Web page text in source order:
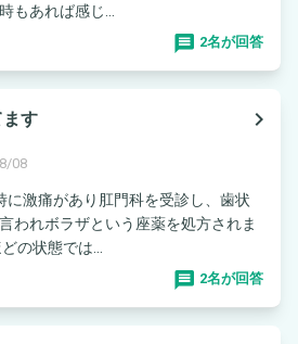
もあれば感じ...
2名が回答
す
navigate_next
08
に激痛があり肛門科を受診し、歯状
われボラザという座薬を処方されま
の状態では...
2名が回答